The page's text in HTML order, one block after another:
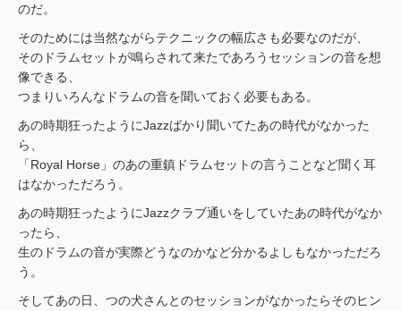
のだ。
そのためには当然ながらテクニックの幅広さも必要なのだが、
そのドラムセットが鳴らされて来たであろうセッションの音を想
像できる、
つまりいろんなドラムの音を聞いておく必要もある。
あの時期狂ったようにJazzばかり聞いてたあの時代がなかった
ら、
「Royal Horse」のあの重鎮ドラムセットの言うことなど聞く耳
はなかっただろう。
あの時期狂ったようにJazzクラブ通いをしていたあの時代がなか
ったら、
生のドラムの音が実際どうなのかなど分かるよしもなかっただろ
う。
そしてあの日、つの犬さんとのセッションがなかったらそのヒン